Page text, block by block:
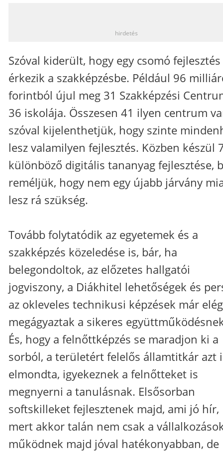
hirdetés
Szóval kiderült, hogy egy csomó fejlesztés
érkezik a szakképzésbe. Például 96
forintból újul meg 31 Szakképzési
36 iskolája. Összesen 41 ilyen centrum
szóval kijelenthetjük, hogy szinte
lesz valamilyen fejlesztés. Közben készül
különböző digitális tananyag fejlesztése,
reméljük, hogy nem egy újabb járvány
lesz rá szükség.
Tovább folytatódik az egyetemek és a
szakképzés közeledése is, bár, ha
belegondoltok, az előzetes hallgatói
jogviszony, a Diákhitel lehetőségek és
az okleveles technikusi képzések már
megágyaztak a sikeres
És, hogy a felnőttképzés se maradjon ki a
sorból, a területért felelős államtitkár azt
elmondta, igyekeznek a felnőtteket is
megnyerni a tanulásnak. Elsősorban
softskilleket fejlesztenek majd, ami jó hír,
mert akkor talán nem csak a
működnek majd jóval hatékonyabban, de